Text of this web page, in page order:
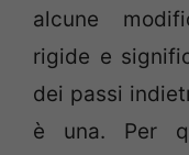
alcune
rigide e
dei passi
è una. Per